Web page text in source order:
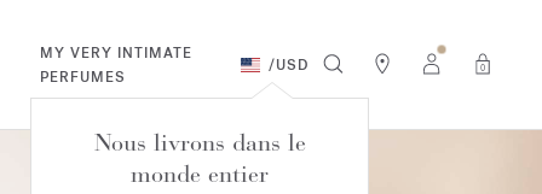
MY VERY INTIMATE
PERFUMES
/USD 0
Nous livrons dans le
monde entier